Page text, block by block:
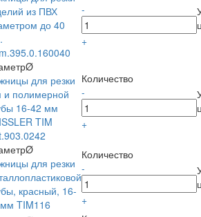
из ПВХ
до 40
-
+
для резки
и полимерной
16-42 мм
TIM
Количество
-
+
для резки
красный, 16-
TIM116
Количество
-
+